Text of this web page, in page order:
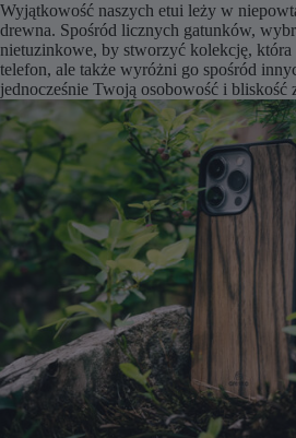
Wyjątkowość naszych etui leży w
drewna. Spośród licznych gatunków,
nietuzinkowe, by stworzyć kolekcję,
telefon, ale także wyróżni go spośród
jednocześnie Twoją osobowość i bliskość